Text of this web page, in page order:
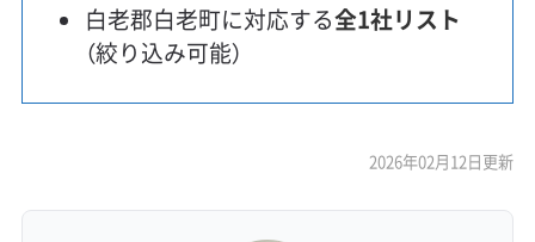
白老郡白老町に対応する全1社リスト
（絞り込み可能）
2026年02月12日更新